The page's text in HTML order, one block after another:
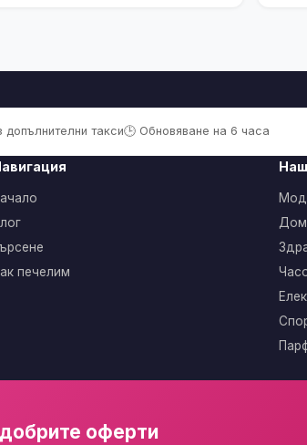
допълнителни такси🕒 Обновяване на 6 часа
печелим
Дом
оферти